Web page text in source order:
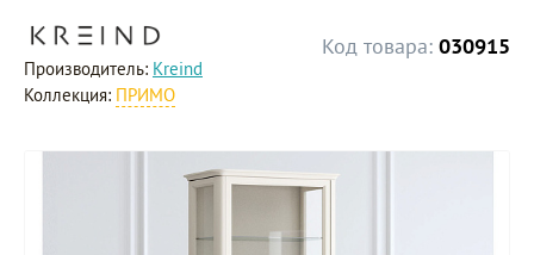
Код товара: 030915
Производитель: Kreind
Коллекция: ПРИМО